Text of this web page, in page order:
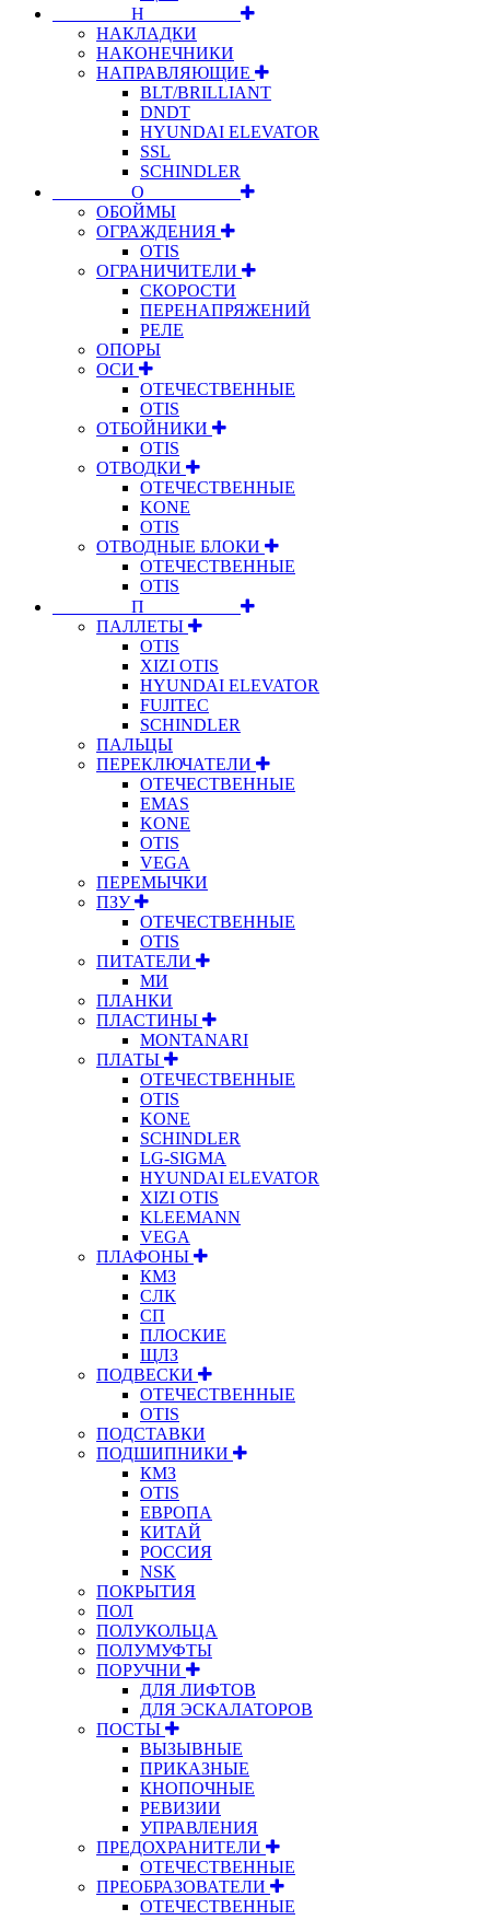
⠀⠀⠀⠀⠀⠀Н⠀⠀⠀⠀⠀⠀⠀
НАКЛАДКИ
НАКОНЕЧНИКИ
НАПРАВЛЯЮЩИЕ
BLT/BRILLIANT
DNDT
HYUNDAI ELEVATOR
SSL
SCHINDLER
⠀⠀⠀⠀⠀⠀О⠀⠀⠀⠀⠀⠀⠀
ОБОЙМЫ
ОГРАЖДЕНИЯ
OTIS
ОГРАНИЧИТЕЛИ
СКОРОСТИ
ПЕРЕНАПРЯЖЕНИЙ
РЕЛЕ
ОПОРЫ
ОСИ
ОТЕЧЕСТВЕННЫЕ
OTIS
ОТБОЙНИКИ
OTIS
ОТВОДКИ
ОТЕЧЕСТВЕННЫЕ
KONE
OTIS
ОТВОДНЫЕ БЛОКИ
ОТЕЧЕСТВЕННЫЕ
OTIS
⠀⠀⠀⠀⠀⠀П⠀⠀⠀⠀⠀⠀⠀
ПАЛЛЕТЫ
OTIS
XIZI OTIS
HYUNDAI ELEVATOR
FUJITEC
SCHINDLER
ПАЛЬЦЫ
ПЕРЕКЛЮЧАТЕЛИ
ОТЕЧЕСТВЕННЫЕ
EMAS
KONE
OTIS
VEGA
ПЕРЕМЫЧКИ
ПЗУ
ОТЕЧЕСТВЕННЫЕ
OTIS
ПИТАТЕЛИ
МИ
ПЛАНКИ
ПЛАСТИНЫ
MONTANARI
ПЛАТЫ
ОТЕЧЕСТВЕННЫЕ
OTIS
KONE
SCHINDLER
LG-SIGMA
HYUNDAI ELEVATOR
XIZI OTIS
KLEEMANN
VEGA
ПЛАФОНЫ
КМЗ
СЛК
СП
ПЛОСКИЕ
ЩЛЗ
ПОДВЕСКИ
ОТЕЧЕСТВЕННЫЕ
OTIS
ПОДСТАВКИ
ПОДШИПНИКИ
КМЗ
OTIS
ЕВРОПА
КИТАЙ
РОССИЯ
NSK
ПОКРЫТИЯ
ПОЛ
ПОЛУКОЛЬЦА
ПОЛУМУФТЫ
ПОРУЧНИ
ДЛЯ ЛИФТОВ
ДЛЯ ЭСКАЛАТОРОВ
ПОСТЫ
ВЫЗЫВНЫЕ
ПРИКАЗНЫЕ
КНОПОЧНЫЕ
РЕВИЗИИ
УПРАВЛЕНИЯ
ПРЕДОХРАНИТЕЛИ
ОТЕЧЕСТВЕННЫЕ
ПРЕОБРАЗОВАТЕЛИ
ОТЕЧЕСТВЕННЫЕ